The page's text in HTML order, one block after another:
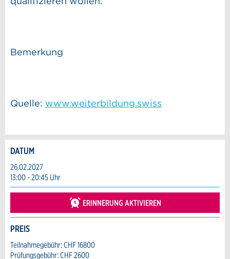
Bemerkung
Quelle: www.weiterbildung.swiss
Anzeige beanstanden
Ihr Feedback wird sehr geschätzt!
Allgemeines Feedback
Anzeige nicht mehr gültig
Anzeige unvollständig
Anzeige weiterempfehlen
Empfehlen Sie diese Anzeige an Freunde
Reservation
Veranstaltungsdatum *:
Anzahl der Teilnehmer *:
DATUM
26.02.2027
13:00 - 20:45 Uhr
ERINNERUNG AKTIVIEREN
PREIS
Teilnahmegebühr: CHF 16800
Prüfungsgebühr: CHF 2600